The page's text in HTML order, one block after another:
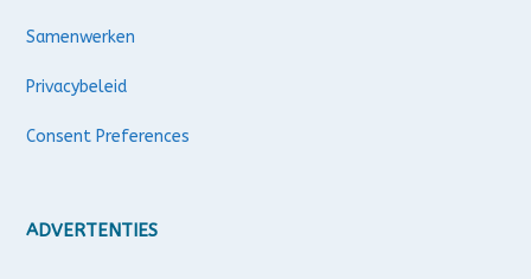
Samenwerken
Privacybeleid
Consent Preferences
ADVERTENTIES